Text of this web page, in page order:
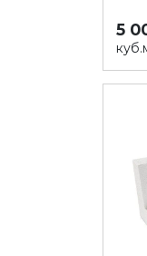
5